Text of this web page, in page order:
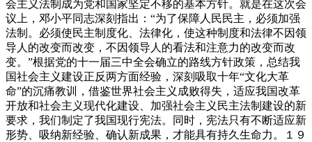
会主义法制成为党和国家坚定不移的基本方针。就是在这次会
议上，邓小平同志深刻指出：“为了保障人民民主，必须加强
法制。必须使民主制度化、法律化，使这种制度和法律不因领
导人的改变而改变，不因领导人的看法和注意力的改变而改
变。”根据党的十一届三中全会确立的路线方针政策，总结我
国社会主义建设正反两方面经验，深刻吸取十年“文化大革
命”的沉痛教训，借鉴世界社会主义成败得失，适应我国改革
开放和社会主义现代化建设、加强社会主义民主法制建设的新
要求，我们制定了我国现行宪法。同时，宪法只有不断适应新
形势、吸纳新经验、确认新成果，才能具有持久生命力。１９